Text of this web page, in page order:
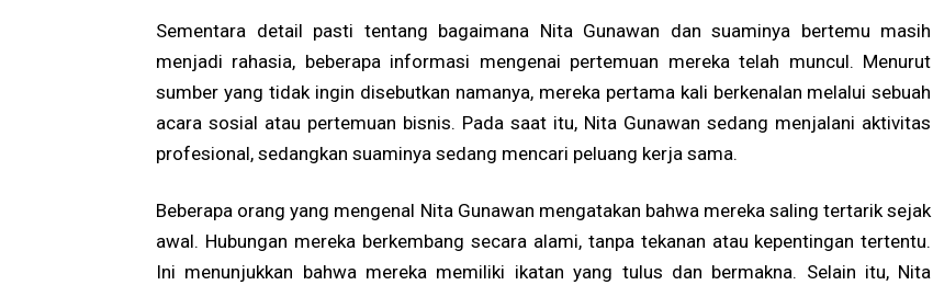
Sementara detail pasti tentang bagaimana Nita Gunawan dan suaminya bertemu masih
menjadi rahasia, beberapa informasi mengenai pertemuan mereka telah muncul. Menurut
sumber yang tidak ingin disebutkan namanya, mereka pertama kali berkenalan melalui sebuah
acara sosial atau pertemuan bisnis. Pada saat itu, Nita Gunawan sedang menjalani aktivitas
profesional, sedangkan suaminya sedang mencari peluang kerja sama.
Beberapa orang yang mengenal Nita Gunawan mengatakan bahwa mereka saling tertarik sejak
awal. Hubungan mereka berkembang secara alami, tanpa tekanan atau kepentingan tertentu.
Ini menunjukkan bahwa mereka memiliki ikatan yang tulus dan bermakna. Selain itu, Nita